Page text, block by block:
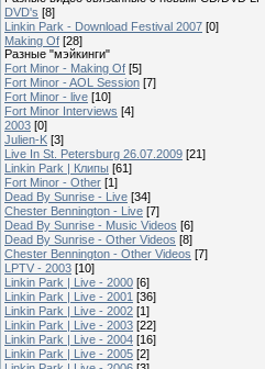
DVD's [8]
Linkin Park - Download Festival 2007 [0]
Making Of [28]
Разные "мэйкинги"
Fort Minor - Making Of [5]
Fort Minor - AOL Session [7]
Fort Minor - live [10]
Fort Minor Interviews [4]
2003 [0]
Julien-K [3]
Live In St. Petersburg 26.07.2009 [21]
Linkin Park | Клипы [61]
Fort Minor - Other [1]
Dead By Sunrise - Live [34]
Chester Bennington - Live [7]
Dead By Sunrise - Music Videos [6]
Dead By Sunrise - Other Videos [8]
Chester Bennington - Other Videos [7]
LPTV - 2003 [10]
Linkin Park | Live - 2000 [6]
Linkin Park | Live - 2001 [36]
Linkin Park | Live - 2002 [1]
Linkin Park | Live - 2003 [22]
Linkin Park | Live - 2004 [16]
Linkin Park | Live - 2005 [2]